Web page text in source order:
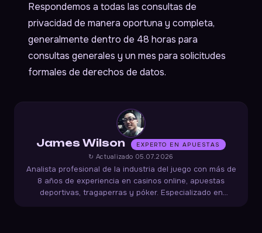
Respondemos a todas las consultas de
privacidad de manera oportuna y completa,
generalmente dentro de 48 horas para
consultas generales y un mes para solicitudes
formales de derechos de datos.
James Wilson EXPERTO EN APUESTAS
↻ Actualizado 05.07.2026
Analista profesional de la industria del juego con más de
8 años de experiencia en casinos online, apuestas
deportivas, tragaperras y póker. Especializado en